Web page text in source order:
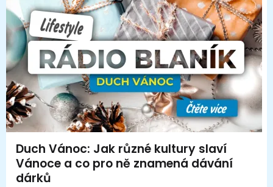
Duch Vánoc: Jak různé kultury slaví
Vánoce a co pro ně znamená dávání
dárků